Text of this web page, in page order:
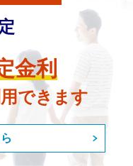
金利
できます